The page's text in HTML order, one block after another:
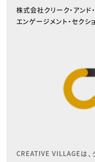
株式会社クリーク・アンド
エンゲージメント・セクシ
CREATIVE VILLAGEは